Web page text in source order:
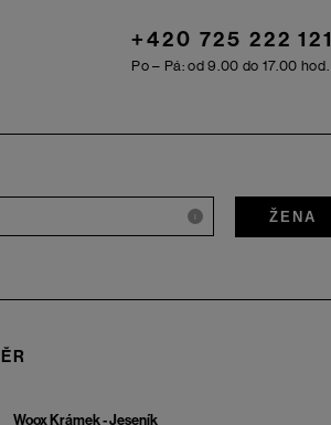
+420 725 222 121
Po – Pá: od 9.00 do 17.00 hod.
i ŽENA
Woox Krámek - Jeseník